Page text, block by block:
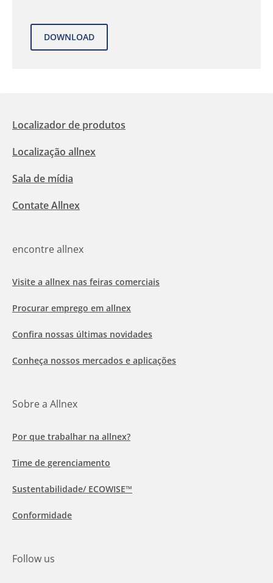
Localizador de produtos
Localização allnex
Sala de mídia
Contate Allnex
encontre allnex
Visite a allnex nas feiras comerciais
Procurar emprego em allnex
Confira nossas últimas novidades
Conheça nossos mercados e aplicações
Sobre a Allnex
Por que trabalhar na allnex?
Time de gerenciamento
Sustentabilidade/ ECOWISE™
Conformidade
Follow us